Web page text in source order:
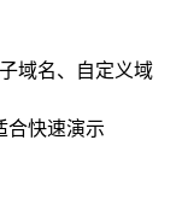
子域名、自定义域
合快速演示